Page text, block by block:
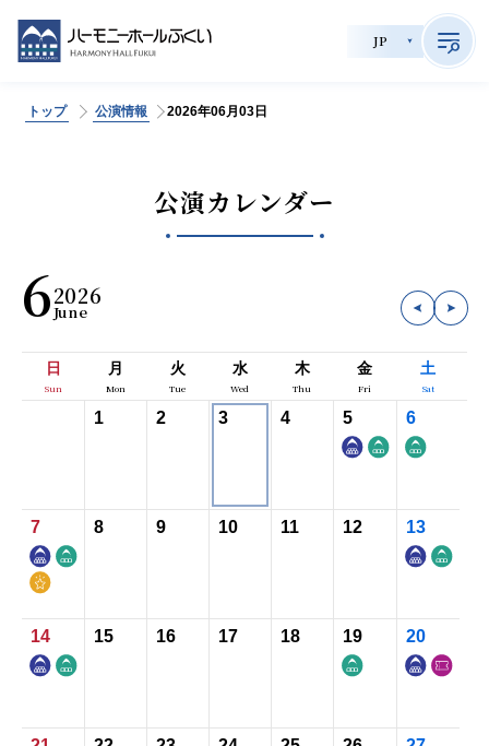
JP
チケット購入
貸館利用
お知らせ
トップ 公演情報 2026年06月03日
公演カレンダー
2026
6
日 月 火 水 木 金 土
1 2 3 4 5 6
7 8 9 10 11 12 13
14 15 16 17 18 19 20